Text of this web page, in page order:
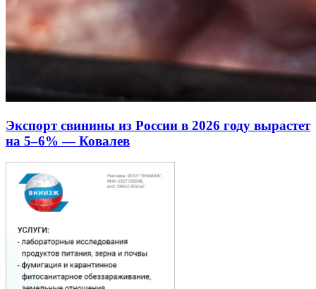
Экспорт свинины из России в 2026 году вырастет
на 5–6% — Ковалев